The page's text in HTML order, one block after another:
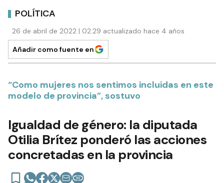
POLÍTICA
26 de abril de 2022 | 02:29 actualizado hace 4 años
Añadir como fuente en
“Como mujeres nos sentimos incluidas en este
modelo de provincia”, sostuvo
Igualdad de género: la diputada
Otilia Brítez ponderó las acciones
concretadas en la provincia